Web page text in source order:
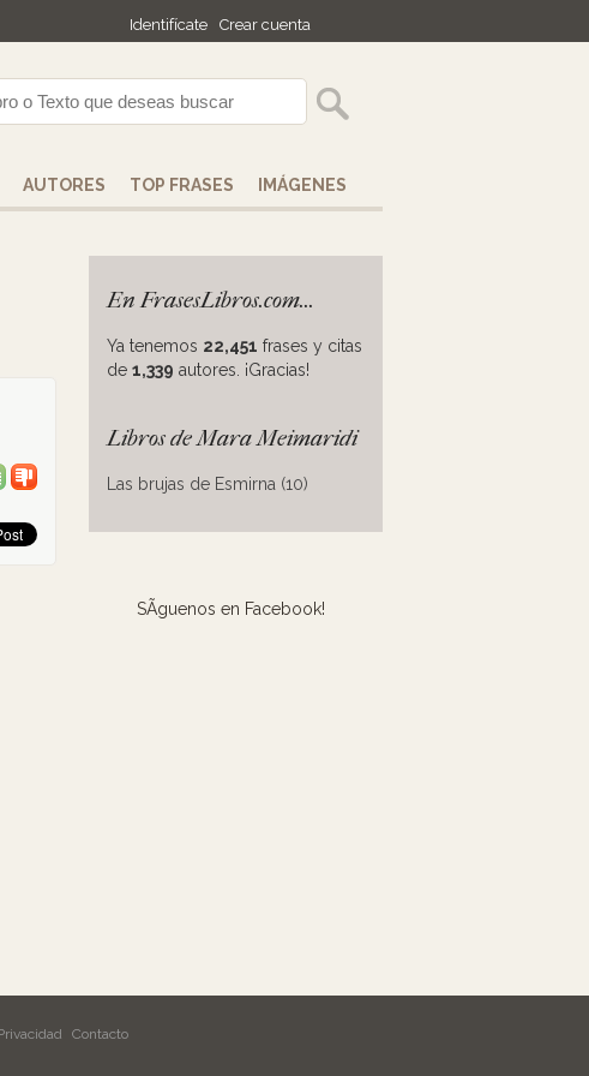
Identifícate Crear cuenta
AUTORES TOP FRASES IMÁGENES
En FrasesLibros.com...
Ya tenemos 22,451 frases y citas
de 1,339 autores. ¡Gracias!
Libros de Mara Meimaridi
Las brujas de Esmirna (10)
SÃ­guenos en Facebook!
Contacto